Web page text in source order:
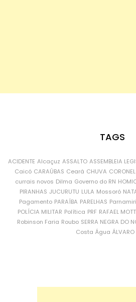
TAGS
ACIDENTE Alcaçuz ASSALTO ASSEMBLEIA
Caicó CARAÚBAS Ceará CHUVA
currais novos Dilma Governo do RN
PIRANHAS JUCURUTU LULA Mossoró
Pagamento PARAÍBA PARELHAS
POLÍCIA MILITAR Política PRF RAFAEL
Robinson Faria Roubo SERRA NEGRA DO
Costa Água ÁLVARO